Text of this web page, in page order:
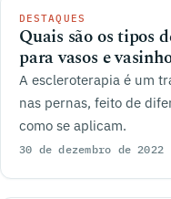
DESTAQUES
Quais são os tipos
para vasos e
A escleroterapia é um
nas pernas, feito de
como se aplicam.
30 de dezembro de 2022